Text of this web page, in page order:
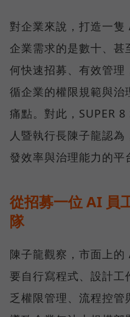
對企業來說，打造一
企業需求的是數十、
何快速招募、有效管
循企業的權限規範與
痛點。對此，SUPER
人暨執行長陳子龍認
發效率與治理能力的平
從招募一位 AI 員
隊
陳子龍觀察，市面上
要自行寫程式、設計
乏權限管理、流程控管